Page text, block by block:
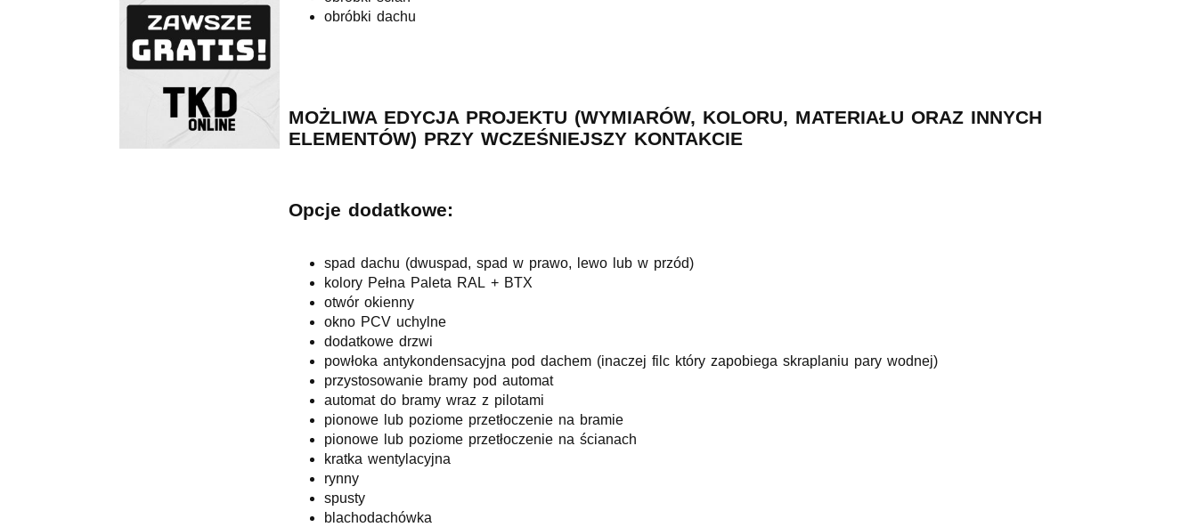
obróbki dachu
MOŻLIWA EDYCJA PROJEKTU (WYMIARÓW, KOLORU, MATERIAŁU ORAZ INNYCH
ELEMENTÓW) PRZY WCZEŚNIEJSZY KONTAKCIE
Opcje dodatkowe:
spad dachu (dwuspad, spad w prawo, lewo lub w przód)
kolory Pełna Paleta RAL + BTX
otwór okienny
okno PCV uchylne
dodatkowe drzwi
powłoka antykondensacyjna pod dachem (inaczej filc który zapobiega skraplaniu pary wodnej)
przystosowanie bramy pod automat
automat do bramy wraz z pilotami
pionowe lub poziome przetłoczenie na bramie
pionowe lub poziome przetłoczenie na ścianach
kratka wentylacyjna
rynny
spusty
blachodachówka